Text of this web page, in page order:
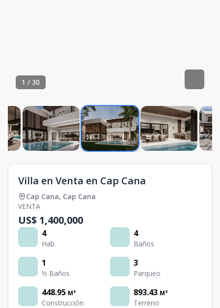
1 / 30
Villa en Venta en Cap Cana
Cap Cana, Cap Cana
VENTA
US$ 1,400,000
4
Hab.
4
Baños
1
½ Baños
3
Parqueo
448.95 M²
Construcción
893.43 M²
Terreno